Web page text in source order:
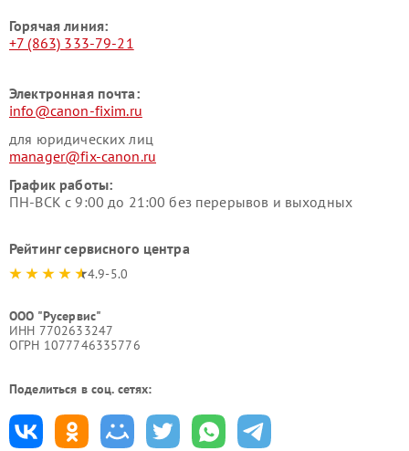
Горячая линия:
+7 (863) 333-79-21
Электронная почта:
info@canon-fixim.ru
для юридических лиц
manager@fix-canon.ru
График работы:
ПН-ВСК с 9:00 до 21:00 без перерывов и выходных
Рейтинг сервисного центра
4.9-5.0
ООО "Русервис"
ИНН 7702633247
ОГРН 1077746335776
Поделиться в соц. сетях: